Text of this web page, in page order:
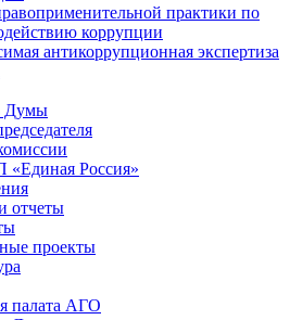
практики по
коррупции
антикоррупционная экспертиза
Думы
Россия»
отчеты
проекты
палата АГО